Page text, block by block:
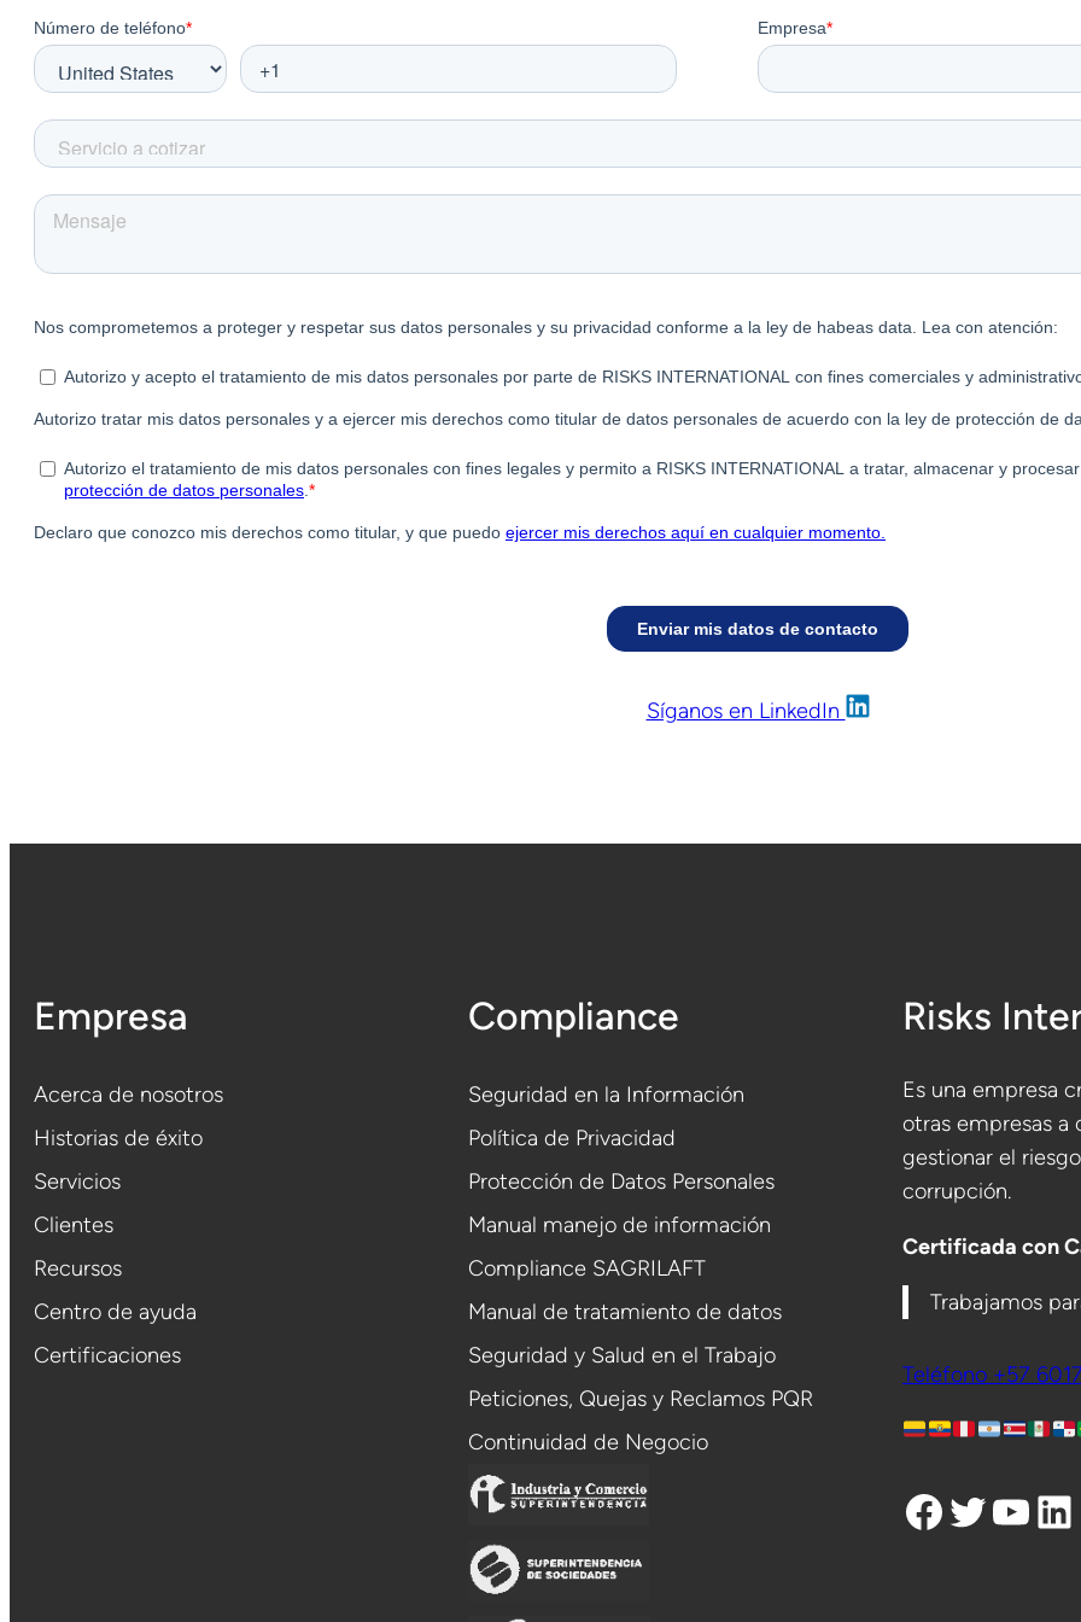
Síganos en LinkedIn
Empresa
Acerca de nosotros
Historias de éxito
Servicios
Clientes
Recursos
Centro de ayuda
Certificaciones
Compliance
Seguridad en la Información
Política de Privacidad
Protección de Datos Personales
Manual manejo de información
Compliance SAGRILAFT
Manual de tratamiento de datos
Seguridad y Salud en el Trabajo
Peticiones, Quejas y Reclamos PQR
Continuidad de Negocio
Risks
Es una empresa
otras empresas a
gestionar el
corrupción.
Certificada con
Trabajamos
Teléfono +57
Facebook Twitter YouTube LinkedIn